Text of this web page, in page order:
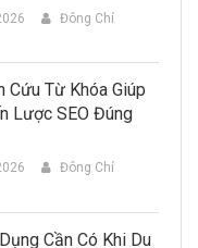
Đông Chí
Cứu Từ Khóa Giúp
Lược SEO Đúng
Đông Chí
Cần Có Khi Du